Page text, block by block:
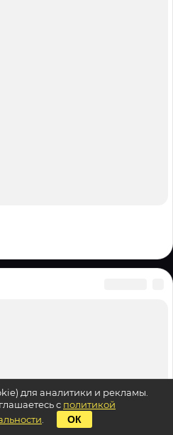
для аналитики и рекламы.
с политикой
ОК